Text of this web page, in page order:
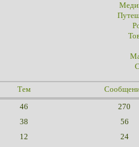
Тем
46 270
38 56
12 24